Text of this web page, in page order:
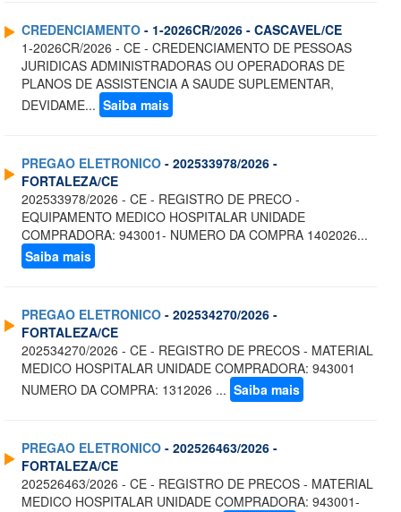
CREDENCIAMENTO - 1-2026CR/2026 - CASCAVEL/CE
1-2026CR/2026 - CE - CREDENCIAMENTO DE PESSOAS
JURIDICAS ADMINISTRADORAS OU OPERADORAS DE
PLANOS DE ASSISTENCIA A SAUDE SUPLEMENTAR,
DEVIDAME... Saiba mais
PREGAO ELETRONICO - 202533978/2026 -
FORTALEZA/CE
202533978/2026 - CE - REGISTRO DE PRECO -
EQUIPAMENTO MEDICO HOSPITALAR UNIDADE
COMPRADORA: 943001- NUMERO DA COMPRA 1402026...
Saiba mais
PREGAO ELETRONICO - 202534270/2026 -
FORTALEZA/CE
202534270/2026 - CE - REGISTRO DE PRECOS - MATERIAL
MEDICO HOSPITALAR UNIDADE COMPRADORA: 943001
NUMERO DA COMPRA: 1312026 ... Saiba mais
PREGAO ELETRONICO - 202526463/2026 -
FORTALEZA/CE
202526463/2026 - CE - REGISTRO DE PRECOS - MATERIAL
MEDICO HOSPITALAR UNIDADE COMPRADORA: 943001-